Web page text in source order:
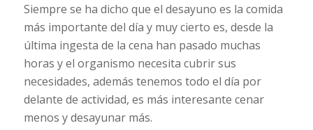
Siempre se ha dicho que el desayuno es la comida
más importante del día y muy cierto es, desde la
última ingesta de la cena han pasado muchas
horas y el organismo necesita cubrir sus
necesidades, además tenemos todo el día por
delante de actividad, es más interesante cenar
menos y desayunar más.